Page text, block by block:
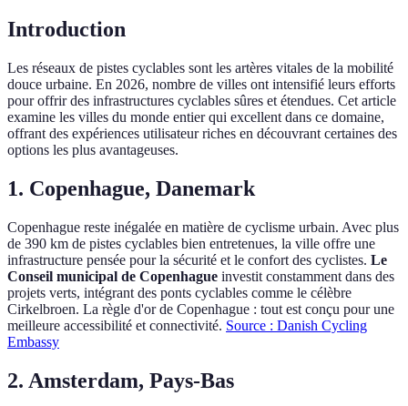
Introduction
Les réseaux de pistes cyclables sont les artères vitales de la mobilité
douce urbaine. En 2026, nombre de villes ont intensifié leurs efforts
pour offrir des infrastructures cyclables sûres et étendues. Cet article
examine les villes du monde entier qui excellent dans ce domaine,
offrant des expériences utilisateur riches en découvrant certaines des
options les plus avantageuses.
1. Copenhague, Danemark
Copenhague reste inégalée en matière de cyclisme urbain. Avec plus
de 390 km de pistes cyclables bien entretenues, la ville offre une
infrastructure pensée pour la sécurité et le confort des cyclistes. Le
Conseil municipal de Copenhague investit constamment dans des
projets verts, intégrant des ponts cyclables comme le célèbre
Cirkelbroen. La règle d'or de Copenhague : tout est conçu pour une
meilleure accessibilité et connectivité. Source : Danish Cycling
Embassy
2. Amsterdam, Pays-Bas